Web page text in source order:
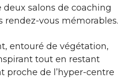
deux salons de coaching
rendez-vous mémorables.
entouré de végétation,
tout en restant
proche de l’hyper-centre